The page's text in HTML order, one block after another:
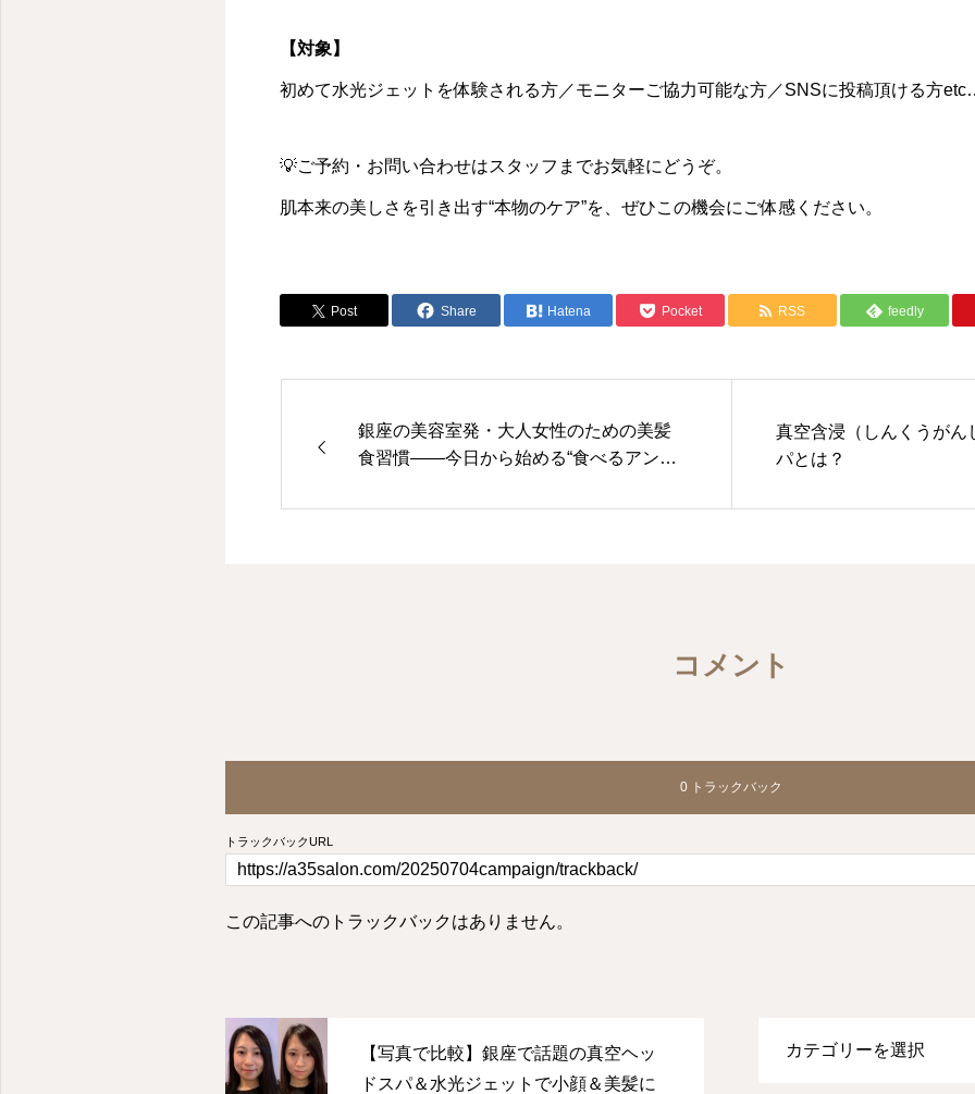
【対象】
初めて水光ジェットを体験される方／モニターご協力可能な方／SNSに投稿頂ける方
💡ご予約・お問い合わせはスタッフまでお気軽にどうぞ。
肌本来の美しさを引き出す“本物のケア”を、ぜひこの機会にご体感ください。
Post Share Hatena Pocket RSS feedly
銀座の美容室発・大人女性のための美髪
食習慣――今日から始める“食べるアンチ
真空含浸（しんくうがん
パとは？
コメント
0 トラックバック
トラックバックURL
この記事へのトラックバックはありません。
【写真で比較】銀座で話題の真空ヘッ
ドスパ＆水光ジェットで小顔＆美髪に